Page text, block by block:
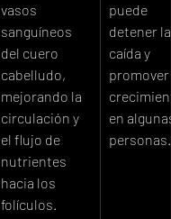
vasos
sanguíneos
del cuero
cabelludo,
mejorando la
circulación y
el flujo de
nutrientes
hacia los
folículos.
puede
detener la
caída y
promover
en algunas
personas.